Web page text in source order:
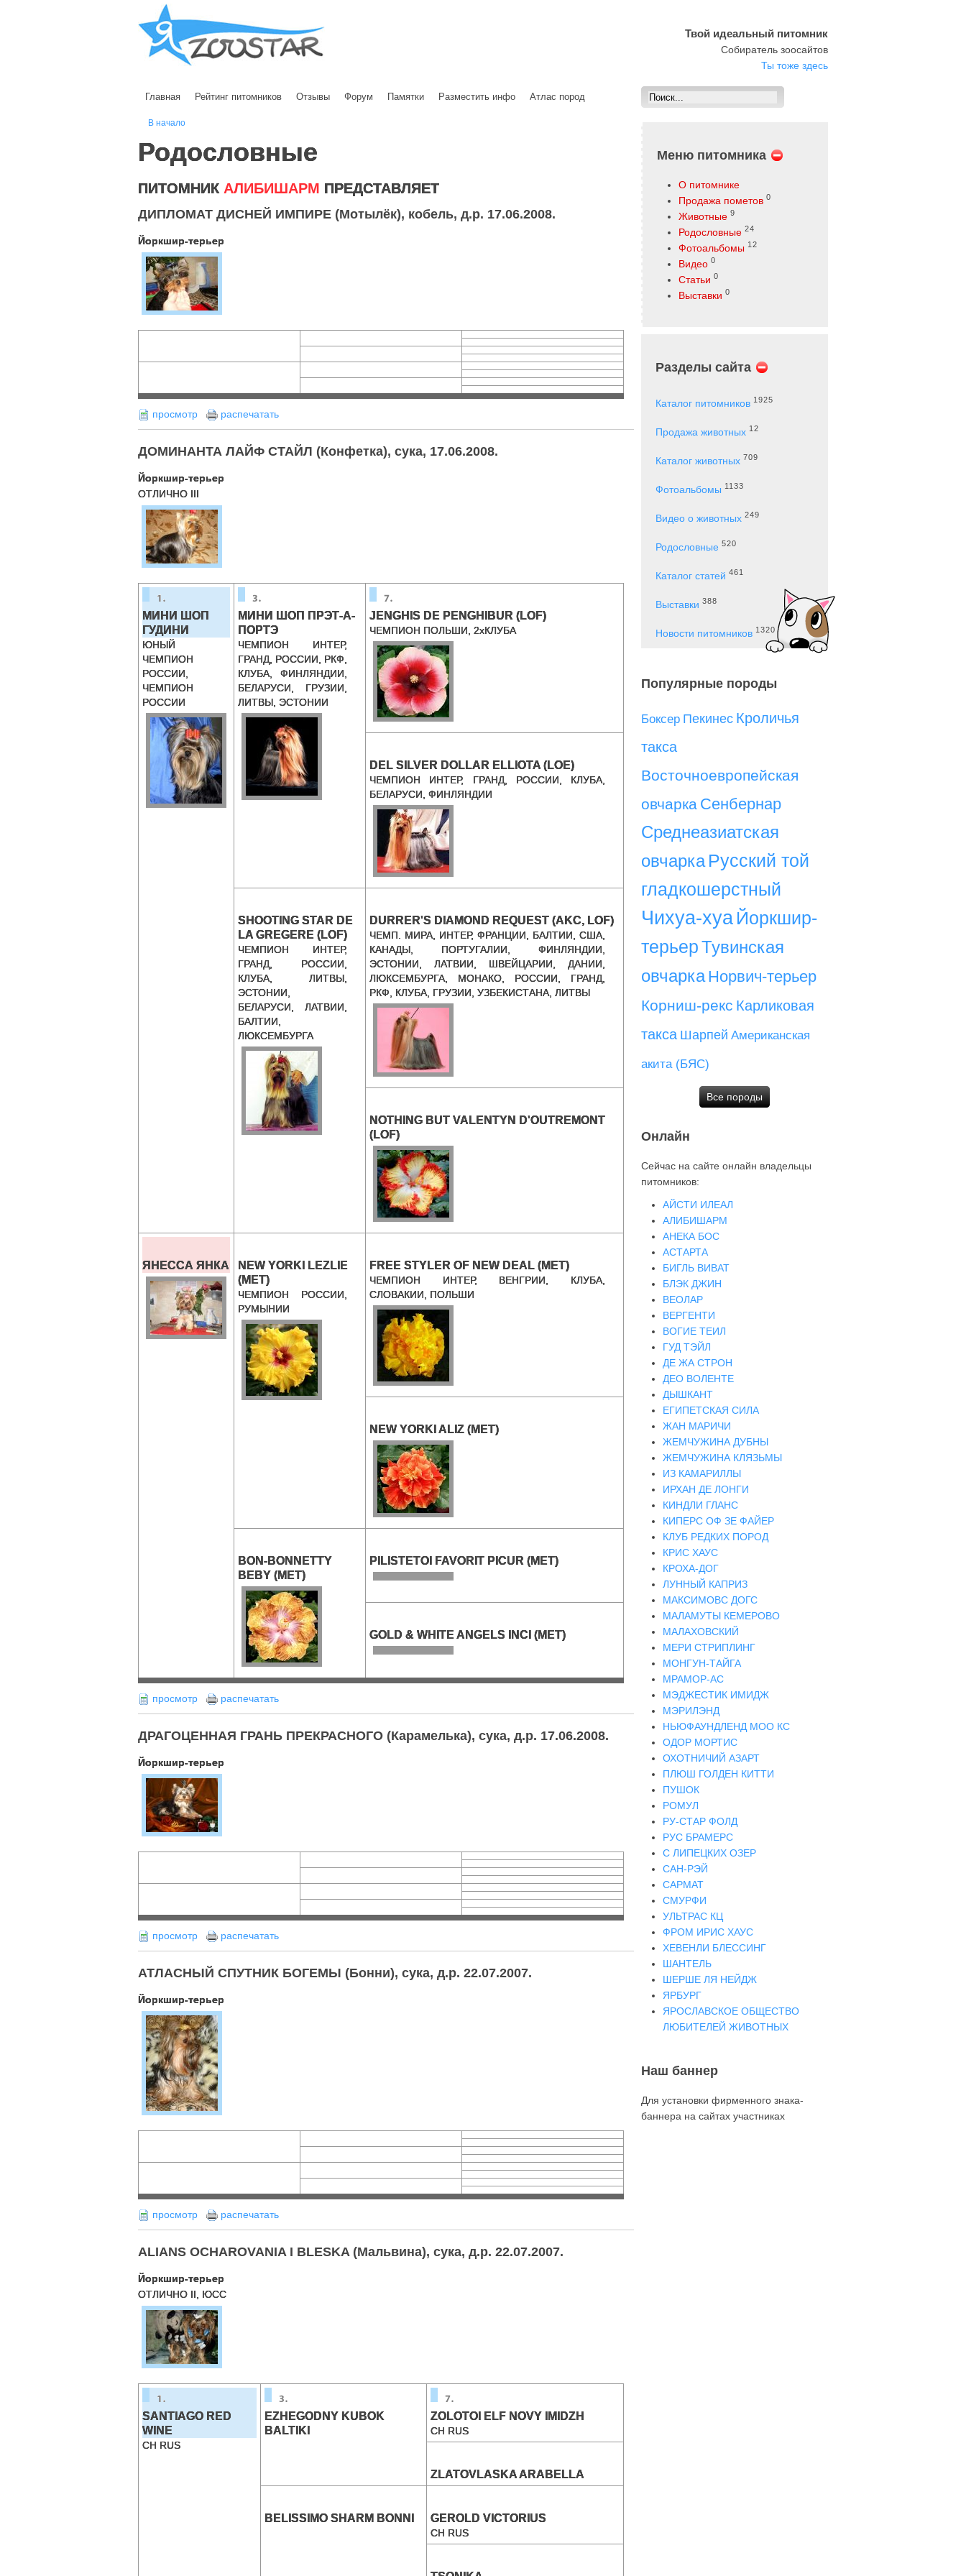
Твой идеальный питомник
Собиратель зоосайтов
Ты тоже здесь
Главная Рейтинг питомников Отзывы Форум Памятки Разместить инфо Атлас пород
В начало
Родословные
ПИТОМНИК АЛИБИШАРМ ПРЕДСТАВЛЯЕТ
ДИПЛОМАТ ДИСНЕЙ ИМПИРЕ (Мотылёк), кобель, д.р. 17.06.2008.
Йоркшир-терьер
просмотр распечатать
ДОМИНАНТА ЛАЙФ СТАЙЛ (Конфетка), сука, 17.06.2008.
Йоркшир-терьер
ОТЛИЧНО III
МИНИ ШОП
ГУДИНИ
ЮНЫЙ
ЧЕМПИОН
РОССИИ,
ЧЕМПИОН
РОССИИ
МИНИ ШОП ПРЭТ-А-
ПОРТЭ
ЧЕМПИОН ИНТЕР,
ГРАНД, РОССИИ, РКФ,
КЛУБА, ФИНЛЯНДИИ,
БЕЛАРУСИ, ГРУЗИИ,
ЛИТВЫ, ЭСТОНИИ
JENGHIS DE PENGHIBUR (LOF)
ЧЕМПИОН ПОЛЬШИ, 2хКЛУБА
DEL SILVER DOLLAR ELLIOTA (LOE)
ЧЕМПИОН ИНТЕР, ГРАНД, РОССИИ, КЛУБА,
БЕЛАРУСИ, ФИНЛЯНДИИ
SHOOTING STAR DE
LA GREGERE (LOF)
ЧЕМПИОН ИНТЕР,
ГРАНД, РОССИИ,
КЛУБА, ЛИТВЫ,
ЭСТОНИИ,
БЕЛАРУСИ, ЛАТВИИ,
БАЛТИИ,
ЛЮКСЕМБУРГА
DURRER'S DIAMOND REQUEST (AKC, LOF)
ЧЕМП. МИРА, ИНТЕР, ФРАНЦИИ, БАЛТИИ, США,
КАНАДЫ, ПОРТУГАЛИИ, ФИНЛЯНДИИ,
ЭСТОНИИ, ЛАТВИИ, ШВЕЙЦАРИИ, ДАНИИ,
ЛЮКСЕМБУРГА, МОНАКО, РОССИИ, ГРАНД,
РКФ, КЛУБА, ГРУЗИИ, УЗБЕКИСТАНА, ЛИТВЫ
NOTHING BUT VALENTYN D'OUTREMONT
(LOF)
ЯНЕССА ЯНКА
NEW YORKI LEZLIE
(MET)
ЧЕМПИОН РОССИИ,
РУМЫНИИ
FREE STYLER OF NEW DEAL (MET)
ЧЕМПИОН ИНТЕР, ВЕНГРИИ, КЛУБА,
СЛОВАКИИ, ПОЛЬШИ
NEW YORKI ALIZ (MET)
BON-BONNETTY
BEBY (MET)
PILISTETOI FAVORIT PICUR (MET)
GOLD & WHITE ANGELS INCI (MET)
просмотр распечатать
ДРАГОЦЕННАЯ ГРАНЬ ПРЕКРАСНОГО (Карамелька), сука, д.р. 17.06.2008.
Йоркшир-терьер
просмотр распечатать
АТЛАСНЫЙ СПУТНИК БОГЕМЫ (Бонни), сука, д.р. 22.07.2007.
Йоркшир-терьер
просмотр распечатать
ALIANS OCHAROVANIA I BLESKA (Мальвина), сука, д.р. 22.07.2007.
Йоркшир-терьер
ОТЛИЧНО II, ЮСС
SANTIAGO RED
WINE
CH RUS
EZHEGODNY KUBOK
BALTIKI
ZOLOTOI ELF NOVY IMIDZH
CH RUS
ZLATOVLASKA ARABELLA
BELISSIMO SHARM BONNI GEROLD VICTORIUS
CH RUS
Меню питомника
О питомнике
Продажа пометов 0
Животные 9
Родословные 24
Фотоальбомы 12
Видео 0
Статьи 0
Выставки 0
Разделы сайта
Каталог питомников 1925
Продажа животных 12
Каталог животных 709
Фотоальбомы 1133
Видео о животных 249
Родословные 520
Каталог статей 461
Выставки 388
Новости питомников 1320
Популярные породы
Боксер Пекинес Кроличья
такса
Восточноевропейская
овчарка Сенбернар
Среднеазиатская
овчарка Русский той
гладкошерстный
Чихуа-хуа Йоркшир-
терьерТувинская
овчарка Норвич-терьер
Корниш-рекс Карликовая
такса Шарпей Американская
акита (БЯС)
Все породы
Онлайн
Сейчас на сайте онлайн владельцы
питомников:
АЙСТИ ИЛЕАЛ
АЛИБИШАРМ
АНЕКА БОС
АСТАРТА
БИГЛЬ ВИВАТ
БЛЭК ДЖИН
ВЕОЛАР
ВЕРГЕНТИ
ВОГИЕ ТЕИЛ
ГУД ТЭЙЛ
ДЕ ЖА СТРОН
ДЕО ВОЛЕНТЕ
ДЫШКАНТ
ЕГИПЕТСКАЯ СИЛА
ЖАН МАРИЧИ
ЖЕМЧУЖИНА ДУБНЫ
ЖЕМЧУЖИНА КЛЯЗЬМЫ
ИЗ КАМАРИЛЛЫ
ИРХАН ДЕ ЛОНГИ
КИНДЛИ ГЛАНС
КИПЕРС ОФ ЗЕ ФАЙЕР
КЛУБ РЕДКИХ ПОРОД
КРИС ХАУС
КРОХА-ДОГ
ЛУННЫЙ КАПРИЗ
МАКСИМОВС ДОГС
МАЛАМУТЫ КЕМЕРОВО
МАЛАХОВСКИЙ
МЕРИ СТРИПЛИНГ
МОНГУН-ТАЙГА
МРАМОР-АС
МЭДЖЕСТИК ИМИДЖ
МЭРИЛЭНД
НЬЮФАУНДЛЕНД МОО КС
ОДОР МОРТИС
ОХОТНИЧИЙ АЗАРТ
ПЛЮШ ГОЛДЕН КИТТИ
ПУШОК
РОМУЛ
РУ-СТАР ФОЛД
РУС БРАМЕРС
С ЛИПЕЦКИХ ОЗЕР
САН-РЭЙ
САРМАТ
СМУРФИ
УЛЬТРАС КЦ
ФРОМ ИРИС ХАУС
ХЕВЕНЛИ БЛЕССИНГ
ШАНТЕЛЬ
ШЕРШЕ ЛЯ НЕЙДЖ
ЯРБУРГ
ЯРОСЛАВСКОЕ ОБЩЕСТВО
ЛЮБИТЕЛЕЙ ЖИВОТНЫХ
Наш баннер
Для установки фирменного знака-
баннера на сайтах участниках